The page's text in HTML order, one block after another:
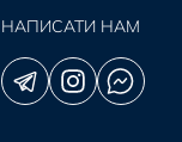
НАПИСАТИ НАМ